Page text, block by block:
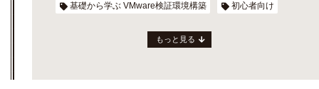
基礎から学ぶ VMware検証環境構築 初心者向け
もっと見る